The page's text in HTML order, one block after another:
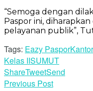
“Semoga dengan
Paspor ini,
pelayanan publik”,
Tags: Eazy Paspor
Kelas IISUMUT
ShareTweetSend
Previous Post